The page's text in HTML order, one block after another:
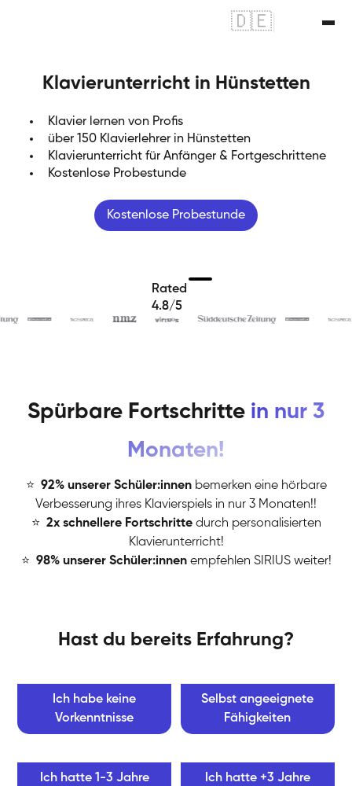
🇩🇪
Klavierunterricht in Hünstetten
Klavier lernen von Profis
über 150 Klavierlehrer in Hünstetten
Klavierunterricht für Anfänger & Fortgeschrittene
Kostenlose Probestunde
Kostenlose Probestunde
Rated
4.8/5
Spürbare Fortschritte in nur 3
Monaten!
⭐ 92% unserer Schüler:innen bemerken eine hörbare
Verbesserung ihres Klavierspiels in nur 3 Monaten!!
⭐ 2x schnellere Fortschritte durch personalisierten
Klavierunterricht!
⭐ 98% unserer Schüler:innen empfehlen SIRIUS weiter!
Hast du bereits Erfahrung?
Ich habe keine
Vorkenntnisse
Selbst angeeignete
Fähigkeiten
Ich hatte 1-3 Jahre
Ich hatte +3 Jahre